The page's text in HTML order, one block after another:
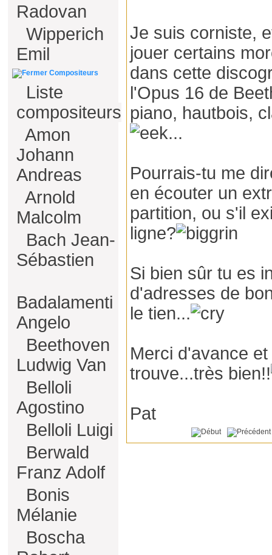
Radovan
Wipperich
Emil
Compositeurs
Liste
compositeurs
Amon
Johann
Andreas
Arnold
Malcolm
Bach Jean-
Sébastien
Badalamenti
Angelo
Beethoven
Ludwig Van
Belloli
Agostino
Belloli Luigi
Berwald
Franz Adolf
Bonis
Mélanie
Boscha
Je suis corniste,
jouer certains
dans cette
l'Opus 16 de
piano, hautbois,
...
Pourrais-tu me
en écouter un
partition, ou s'il
ligne?
Si bien sûr tu es
d'adresses de
le tien...
Merci d'avance
trouve...très bien!!
Pat